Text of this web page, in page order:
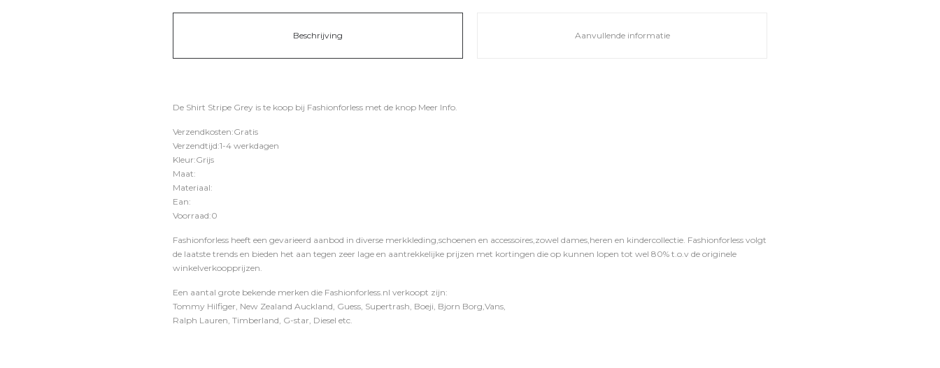
Beschrijving Aanvullende informatie
De Shirt Stripe Grey is te koop bij Fashionforless met de knop Meer Info.
Verzendkosten:Gratis
Verzendtijd:1-4 werkdagen
Kleur:Grijs
Maat:
Materiaal:
Ean:
Voorraad:0
Fashionforless heeft een gevarieerd aanbod in diverse merkkleding,schoenen en accessoires,zowel dames,heren en kindercollectie. Fashionforless volgt
de laatste trends en bieden het aan tegen zeer lage en aantrekkelijke prijzen met kortingen die op kunnen lopen tot wel 80% t.o.v de originele
winkelverkoopprijzen.
Een aantal grote bekende merken die Fashionforless.nl verkoopt zijn:
Tommy Hilfiger, New Zealand Auckland, Guess, Supertrash, Boeji, Bjorn Borg,Vans,
Ralph Lauren, Timberland, G-star, Diesel etc.